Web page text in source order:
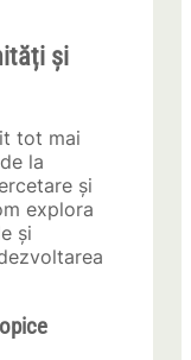
și
tot mai
la
și
explora
și